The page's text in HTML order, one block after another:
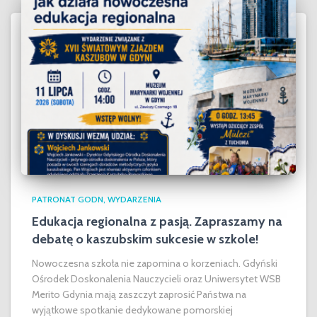
PATRONAT GODN WYDARZENIA
Edukacja regionalna z pasją. Zapraszamy na
debatę o kaszubskim sukcesie w szkole!
Nowoczesna szkoła nie zapomina o korzeniach. Gdyński
Ośrodek Doskonalenia Nauczycieli oraz Uniwersytet WSB
Merito Gdynia mają zaszczyt zaprosić Państwa na
wyjątkowe spotkanie dedykowane pomorskiej